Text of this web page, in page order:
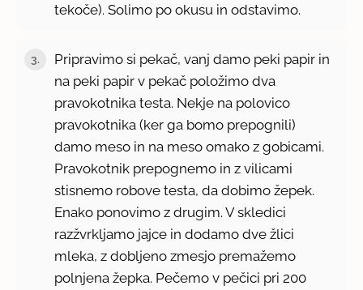
tekoče). Solimo po okusu in odstavimo.
3.
Pripravimo si pekač, vanj damo peki papir in
na peki papir v pekač položimo dva
pravokotnika testa. Nekje na polovico
pravokotnika (ker ga bomo prepognili)
damo meso in na meso omako z gobicami.
Pravokotnik prepognemo in z vilicami
stisnemo robove testa, da dobimo žepek.
Enako ponovimo z drugim. V skledici
razžvrkljamo jajce in dodamo dve žlici
mleka, z dobljeno zmesjo premažemo
polnjena žepka. Pečemo v pečici pri 200